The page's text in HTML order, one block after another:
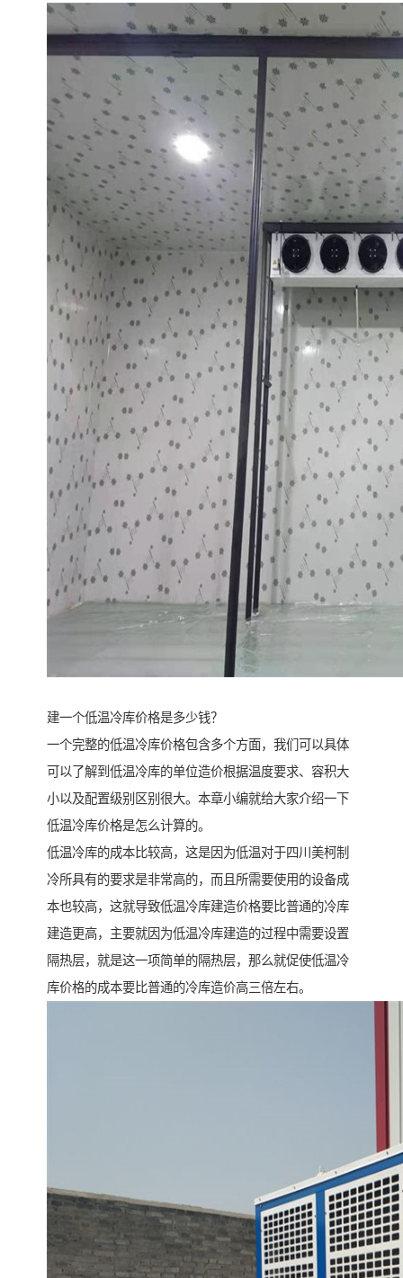
建一个低温冷库价格是多少钱？
一个完整的低温冷库价格包含多个方面，我们可以具体
可以了解到低温冷库的单位造价根据温度要求、容积大
小以及配置级别区别很大。本章小编就给大家介绍一下
低温冷库价格是怎么计算的。
低温冷库的成本比较高，这是因为低温对于四川美柯制
冷所具有的要求是非常高的，而且所需要使用的设备成
本也较高，这就导致低温冷库建造价格要比普通的冷库
建造更高，主要就因为低温冷库建造的过程中需要设置
隔热层，就是这一项简单的隔热层，那么就促使低温冷
库价格的成本要比普通的冷库造价高三倍左右。